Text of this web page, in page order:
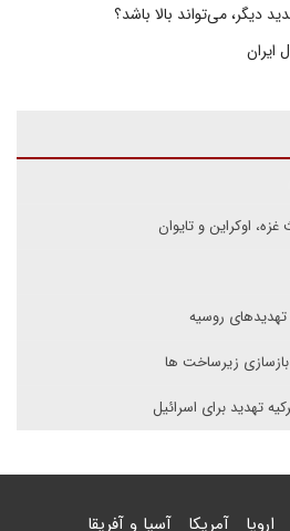
دیگر، می‌تواند بالا باشد؟
ایران
اوکراین و تایوان
روسیه
بازسازی زیرساخت ها
تهدید برای اسرائیل
اروپا آمریکا آسیا و آفریقا